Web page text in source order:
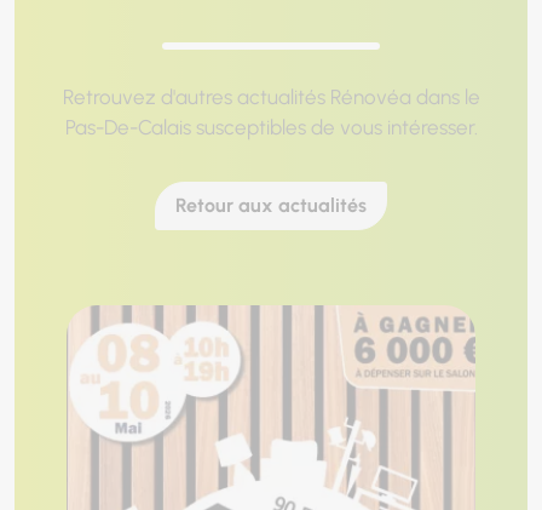
Retrouvez d'autres actualités Rénovéa dans le
Pas-De-Calais susceptibles de vous intéresser.
Retour aux actualités